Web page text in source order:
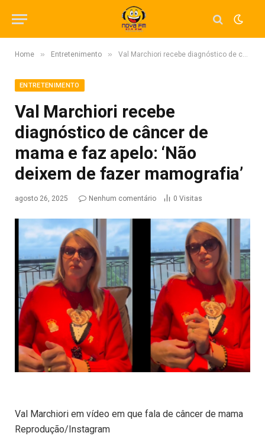
Home » Entretenimento » Val Marchiori recebe diagnóstico de câncer de mama e faz apelo: ‘Não deixem de fazer mamografia’
ENTRETENIMENTO
Val Marchiori recebe
diagnóstico de câncer de
mama e faz apelo: ‘Não
deixem de fazer mamografia’
agosto 26, 2025 Nenhum comentário 0 Visitas
Val Marchiori em vídeo em que fala de câncer de mama
Reprodução/Instagram